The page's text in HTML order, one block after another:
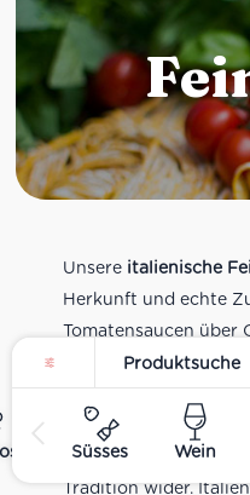
Süsses Wein
Unsere italienische
Herkunft und echte
Tomatensaucen über
Pesto bis zu
verschiedenen
sind Teil unseres
und spiegeln
Tradition wider.